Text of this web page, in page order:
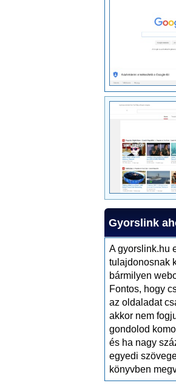
Gyorslink
A gyorslink.hu
tulajdonosnak
bármilyen
Fontos, hogy
az oldaladat
akkor nem
gondolod
és ha nagy
egyedi
könyvben